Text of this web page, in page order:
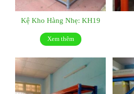
Kệ Kho Hàng Nhẹ: KH19
Xem thêm